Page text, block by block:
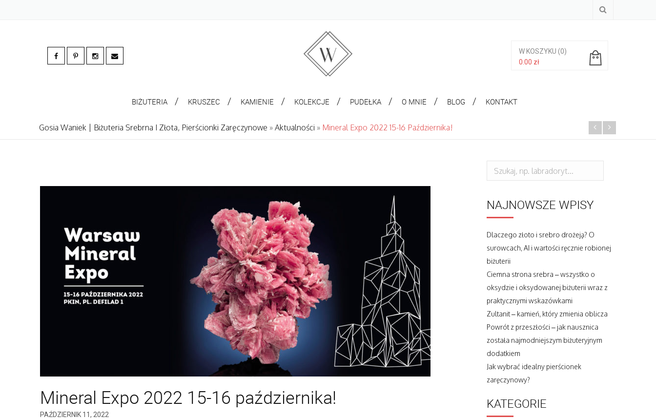
W KOSZYKU (0)
0.00 zł
BIŻUTERIA KRUSZEC KAMIENIE KOLEKCJE PUDEŁKA O MNIE BLOG KONTAKT
Gosia Waniek | Biżuteria Srebrna I Złota, Pierścionki Zaręczynowe » Aktualności » Mineral Expo 2022 15-16 Października!
Mineral Expo 2022 15-16 października!
PAŹDZIERNIK 11, 2022
NAJNOWSZE WPISY
Dlaczego złoto i srebro drożeją? O
surowcach, AI i wartości ręcznie robionej
biżuterii
Ciemna strona srebra – wszystko o
oksydzie i oksydowanej biżuterii wraz z
praktycznymi wskazówkami
Zultanit – kamień, który zmienia oblicza
Powrót z przeszłości – jak nausznica
została najmodniejszym biżuteryjnym
dodatkiem
Jak wybrać idealny pierścionek
zaręczynowy?
KATEGORIE